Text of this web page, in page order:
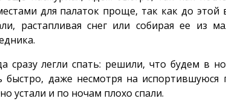
для палаток проще, так как до
растапливая снег или собирая ее из
сразу легли спать: решили, что будем в
быстро, даже несмотря на
устали и по ночам плохо спали.